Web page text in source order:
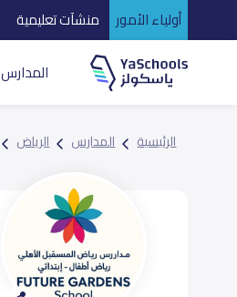
أولياء الأمور منشآت تعليمية
المدارس
الرئيسية المدارس الرياض